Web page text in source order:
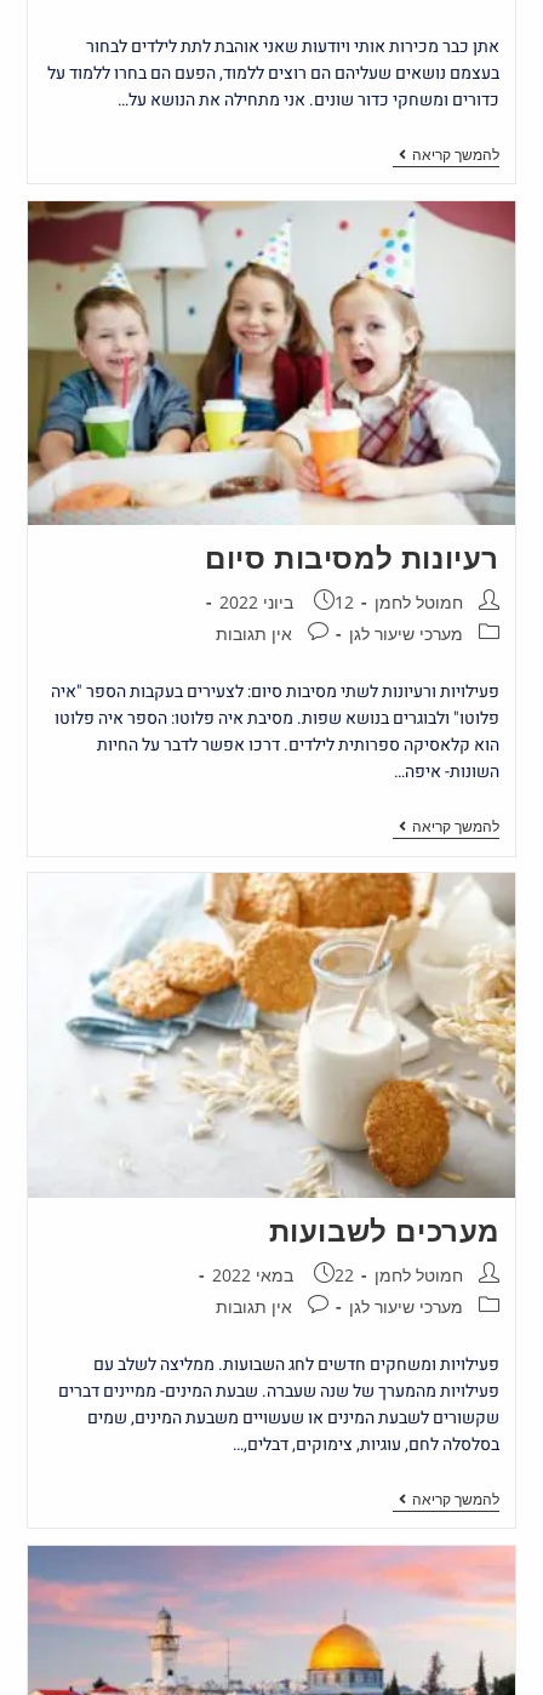
אתן כבר מכירות אותי ויודעות שאני אוהבת לתת לילדים לבחור
בעצמם נושאים שעליהם הם רוצים ללמוד, הפעם הם בחרו ללמוד על
כדורים ומשחקי כדור שונים. אני מתחילה את הנושא על…
להמשך קריאה
רעיונות למסיבות סיום
חמוטל לחמן
12 ביוני 2022
מערכי שיעור לגן
אין תגובות
פעילויות ורעיונות לשתי מסיבות סיום: לצעירים בעקבות הספר "איה
פלוטו" ולבוגרים בנושא שפות. מסיבת איה פלוטו: הספר איה פלוטו
הוא קלאסיקה ספרותית לילדים. דרכו אפשר לדבר על החיות
השונות- איפה…
להמשך קריאה
מערכים לשבועות
חמוטל לחמן
22 במאי 2022
מערכי שיעור לגן
אין תגובות
פעילויות ומשחקים חדשים לחג השבועות. ממליצה לשלב עם
פעילויות מהמערך של שנה שעברה. שבעת המינים- ממיינים דברים
שקשורים לשבעת המינים או שעשויים משבעת המינים, שמים
בסלסלה לחם, עוגיות, צימוקים, דבלים,…
להמשך קריאה